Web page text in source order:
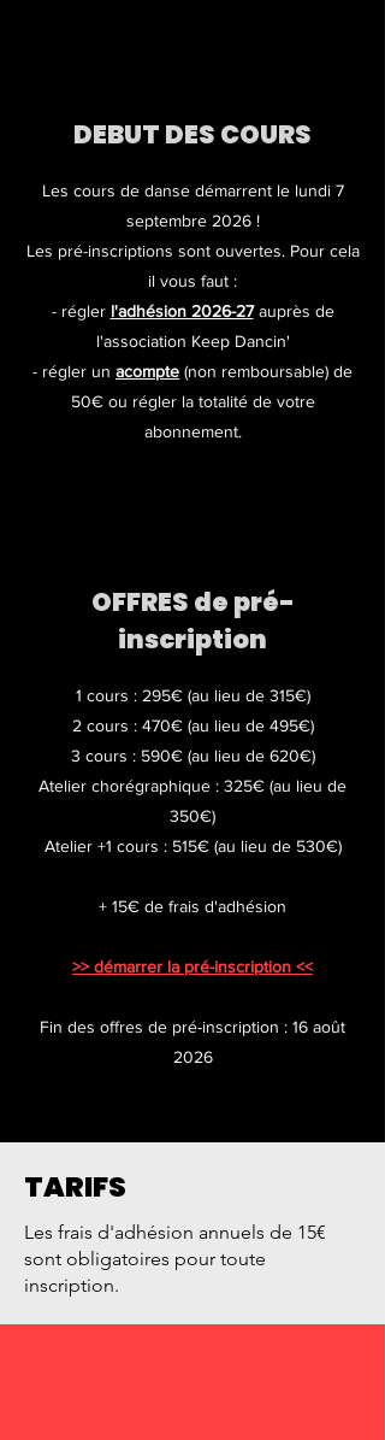
DEBUT DES COURS
Les cours de danse démarrent le lundi 7
septembre 2026 !
Les pré-inscriptions sont ouvertes. Pour cela
il vous faut :
- régler l'adhésion 2026-27auprès de
l'association Keep Dancin'
- régler un acompte (non remboursable) de
50€ ou régler la totalité de votre
abonnement.
OFFRES de pré-
inscription
1 cours : 295€ (au lieu de 315€)
2 cours : 470€ (au lieu de 495€)
3 cours : 590€ (au lieu de 620€)
Atelier chorégraphique : 325€ (au lieu de
350€)
Atelier +1 cours : 515€ (au lieu de 530€)
+ 15€ de frais d'adhésion
>> démarrer la pré-inscription <<
Fin des offres de pré-inscription : 16 août
2026
TARIFS
Les frais d'adhésion annuels de 15€
sont obligatoires pour toute
inscription.